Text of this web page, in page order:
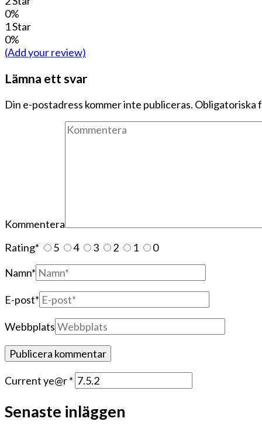
0%
1 Star
0%
(Add your review)
Lämna ett svar
Din e-postadress kommer inte publiceras. Obligatoriska
Kommentera
Rating* 5 4 3 2 1
0
Namn*
E-post*
Webbplats
Current ye@r*
Senaste inläggen